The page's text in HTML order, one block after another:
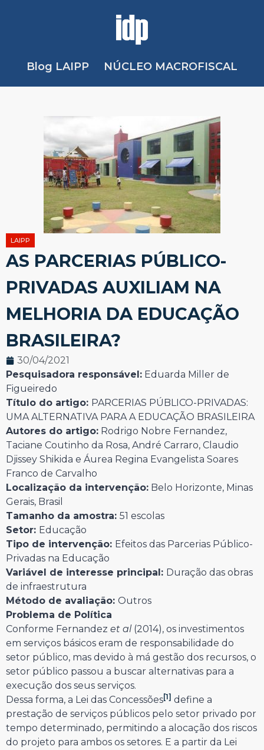
Blog LAIPP NÚCLEO MACROFISCAL
LAIPP
AS PARCERIAS PÚBLICO-
PRIVADAS AUXILIAM NA
MELHORIA DA EDUCAÇÃO
BRASILEIRA?
30/04/2021
Pesquisadora responsável: Eduarda Miller de
Figueiredo
Título do artigo: PARCERIAS PÚBLICO-PRIVADAS:
UMA ALTERNATIVA PARA A EDUCAÇÃO BRASILEIRA
Autores do artigo: Rodrigo Nobre Fernandez,
Taciane Coutinho da Rosa, André Carraro, Claudio
Djissey Shikida e Áurea Regina Evangelista Soares
Franco de Carvalho
Localização da intervenção: Belo Horizonte, Minas
Gerais, Brasil
Tamanho da amostra: 51 escolas
Setor: Educação
Tipo de intervenção: Efeitos das Parcerias Público-
Privadas na Educação
Variável de interesse principal: Duração das obras
de infraestrutura
Método de avaliação: Outros
Problema de Política
Conforme Fernandez et al(2014), os investimentos
em serviços básicos eram de responsabilidade do
setor público, mas devido à má gestão dos recursos, o
setor público passou a buscar alternativas para a
execução dos seus serviços.
Dessa forma, a Lei das Concessões[1] define a
prestação de serviços públicos pelo setor privado por
tempo determinado, permitindo a alocação dos riscos
do projeto para ambos os setores. E a partir da Lei